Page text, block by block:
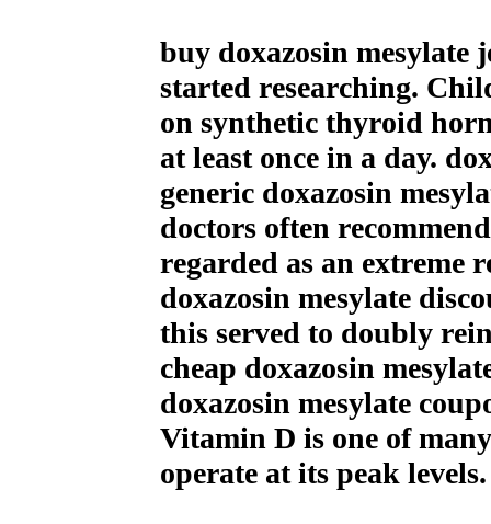
buy doxazosin mesylate
started researching.
on synthetic thyroid
at least once in a day.
generic doxazosin
doctors often
regarded as an extreme
doxazosin mesylate
this served to doubly
cheap doxazosin
doxazosin mesylate
Vitamin D is one of
operate at its peak levels.